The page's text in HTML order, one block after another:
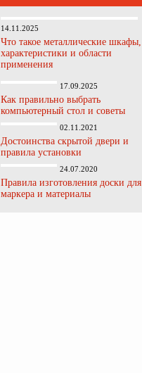
14.11.2025
Что такое металлические шкафы,
характеристики и области
применения
17.09.2025
Как правильно выбрать
компьютерный стол и советы
02.11.2021
Достоинства скрытой двери и
правила установки
24.07.2020
Правила изготовления доски для
маркера и материалы